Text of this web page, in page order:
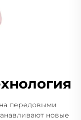
передовыми
новые